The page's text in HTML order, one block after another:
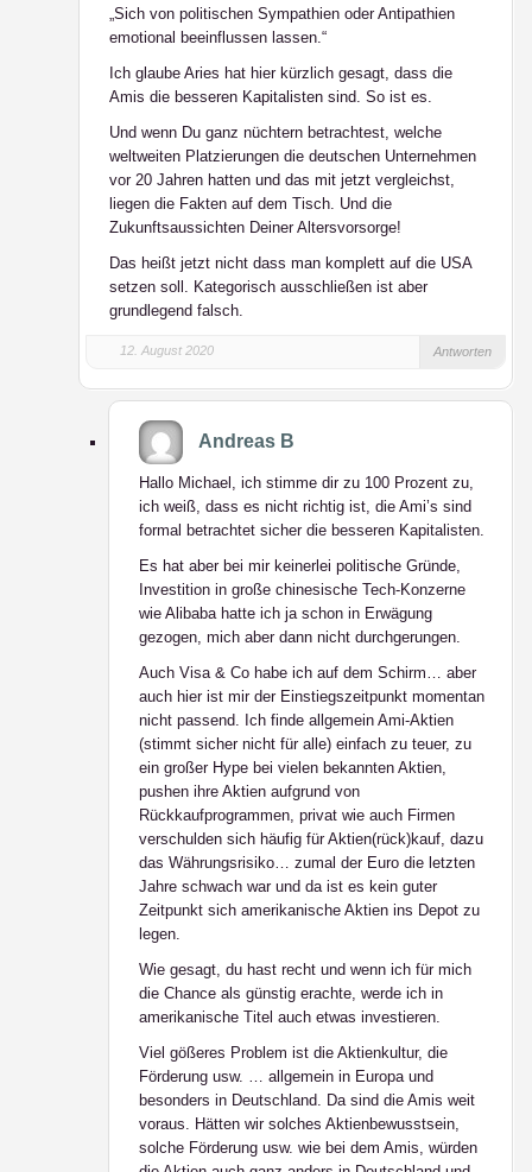
„Sich von politischen Sympathien oder Antipathien
emotional beeinflussen lassen.“
Ich glaube Aries hat hier kürzlich gesagt, dass die
Amis die besseren Kapitalisten sind. So ist es.
Und wenn Du ganz nüchtern betrachtest, welche
weltweiten Platzierungen die deutschen Unternehmen
vor 20 Jahren hatten und das mit jetzt vergleichst,
liegen die Fakten auf dem Tisch. Und die
Zukunftsaussichten Deiner Altersvorsorge!
Das heißt jetzt nicht dass man komplett auf die USA
setzen soll. Kategorisch ausschließen ist aber
grundlegend falsch.
12. August 2020 Antworten
Andreas B
Hallo Michael, ich stimme dir zu 100 Prozent zu,
ich weiß, dass es nicht richtig ist, die Ami’s sind
formal betrachtet sicher die besseren Kapitalisten.
Es hat aber bei mir keinerlei politische Gründe,
Investition in große chinesische Tech-Konzerne
wie Alibaba hatte ich ja schon in Erwägung
gezogen, mich aber dann nicht durchgerungen.
Auch Visa & Co habe ich auf dem Schirm… aber
auch hier ist mir der Einstiegszeitpunkt momentan
nicht passend. Ich finde allgemein Ami-Aktien
(stimmt sicher nicht für alle) einfach zu teuer, zu
ein großer Hype bei vielen bekannten Aktien,
pushen ihre Aktien aufgrund von
Rückkaufprogrammen, privat wie auch Firmen
verschulden sich häufig für Aktien(rück)kauf, dazu
das Währungsrisiko… zumal der Euro die letzten
Jahre schwach war und da ist es kein guter
Zeitpunkt sich amerikanische Aktien ins Depot zu
legen.
Wie gesagt, du hast recht und wenn ich für mich
die Chance als günstig erachte, werde ich in
amerikanische Titel auch etwas investieren.
Viel gößeres Problem ist die Aktienkultur, die
Förderung usw. … allgemein in Europa und
besonders in Deutschland. Da sind die Amis weit
voraus. Hätten wir solches Aktienbewusstsein,
solche Förderung usw. wie bei dem Amis, würden